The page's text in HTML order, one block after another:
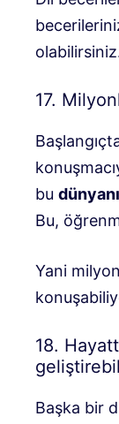
17.
bu
Bu,
Yani
18.
Başka bir